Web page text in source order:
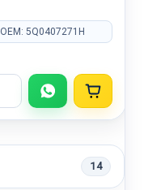
OEM: 5Q0407271H
14